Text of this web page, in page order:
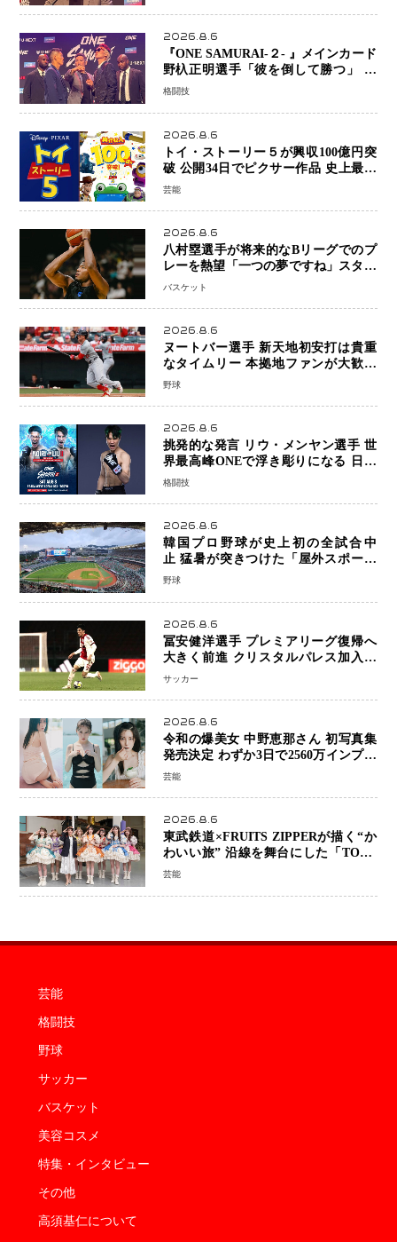
2026.8.6
『ONE SAMURAI-２- 』メインカード
野杁正明選手「彼を倒して勝つ」 リ
ウ・メンヤンとの因縁に決着へ 再起
初戦
格闘技
2026.8.6
トイ・ストーリー５が興収100億円突
破 公開34日でピクサー作品 史上最速
日本歴代シリーズ最高更新も目前
芸能
2026.8.6
八村塁選手が将来的なBリーグでのプ
レーを熱望「一つの夢ですね」スター
帰還がリーグ価値を押し上げる可能性
バスケット
2026.8.6
ヌートバー選手 新天地初安打は貴重
なタイムリー 本拠地ファンが大歓声
笑顔で歓喜
野球
2026.8.6
挑発的な発言 リウ・メンヤン選手 世
界最高峰ONEで浮き彫りになる 日本
キックボクシングが直面する“技術
格闘技
2026.8.6
韓国プロ野球が史上初の全試合中
止 猛暑が突きつけた「屋外スポーツ
の限界」 日本発のドーム型施設時代
野球
2026.8.6
冨安健洋選手 プレミアリーグ復帰へ
大きく前進 クリスタルパレス加入目
前 メディカルチェックも通過
サッカー
2026.8.6
令和の爆美女 中野恵那さん 初写真集
発売決定 わずか3日で2560万インプレ
ッションを記録した話題の美貌を凝縮
芸能
2026.8.6
東武鉄道×FRUITS ZIPPERが描く“か
わいい旅” 沿線を舞台にした「TOBU
KAWAII PROJECT」が開幕
芸能
芸能
格闘技
野球
サッカー
バスケット
美容コスメ
特集・インタビュー
その他
高須基仁について